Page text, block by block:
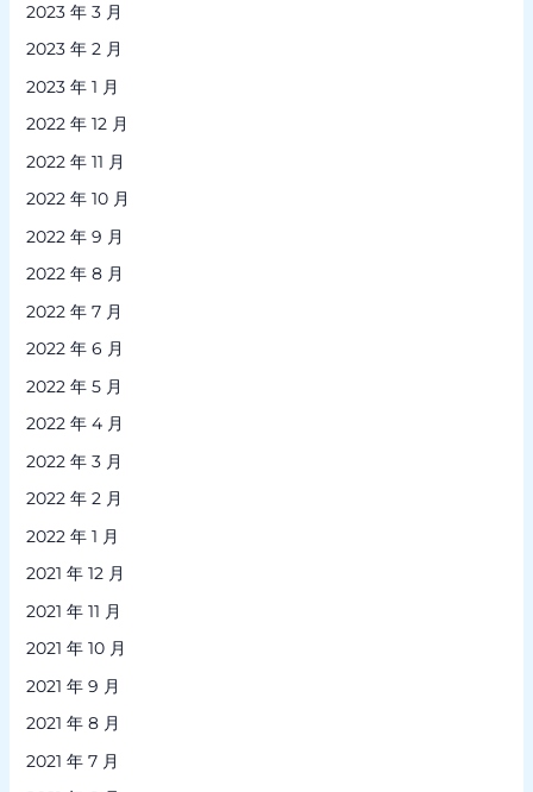
2023 年 3 月
2023 年 2 月
2023 年 1 月
2022 年 12 月
2022 年 11 月
2022 年 10 月
2022 年 9 月
2022 年 8 月
2022 年 7 月
2022 年 6 月
2022 年 5 月
2022 年 4 月
2022 年 3 月
2022 年 2 月
2022 年 1 月
2021 年 12 月
2021 年 11 月
2021 年 10 月
2021 年 9 月
2021 年 8 月
2021 年 7 月